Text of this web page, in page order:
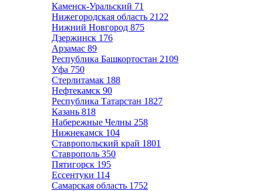
Каменск-Уральский 71
Нижегородская область 2122
Нижний Новгород 875
Дзержинск 176
Арзамас 89
Республика Башкортостан 2109
Уфа 750
Стерлитамак 188
Нефтекамск 90
Республика Татарстан 1827
Казань 818
Набережные Челны 258
Нижнекамск 104
Ставропольский край 1801
Ставрополь 350
Пятигорск 195
Ессентуки 114
Самарская область 1752